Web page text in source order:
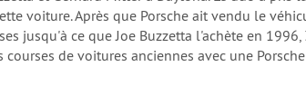
voiture. Après que Porsche ait vendu le
jusqu'à ce que Joe Buzzetta l'achète en
de voitures anciennes avec une